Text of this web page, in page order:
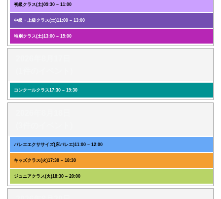
初級クラス(土)09:30 – 11:00
中級・上級クラス(土)11:00 – 13:00
特別クラス(土)13:00 – 15:00
コンクールクラス17:30 – 19:30
バレエエクササイズ(床バレエ)11:00 – 12:00
キッズクラス(火)17:30 – 18:30
ジュニアクラス(火)18:30 – 20:00